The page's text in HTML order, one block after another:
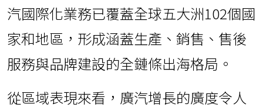
汽國際化業務已覆蓋全球五大洲102個國
家和地區，形成涵蓋生產、銷售、售後
服務與品牌建設的全鏈條出海格局。
從區域表現來看，廣汽增長的廣度令人